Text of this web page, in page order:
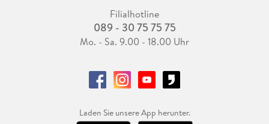
Filialhotline
089 - 30 75 75 75
Mo. - Sa. 9.00 - 18.00 Uhr
Laden Sie unsere App herunter.